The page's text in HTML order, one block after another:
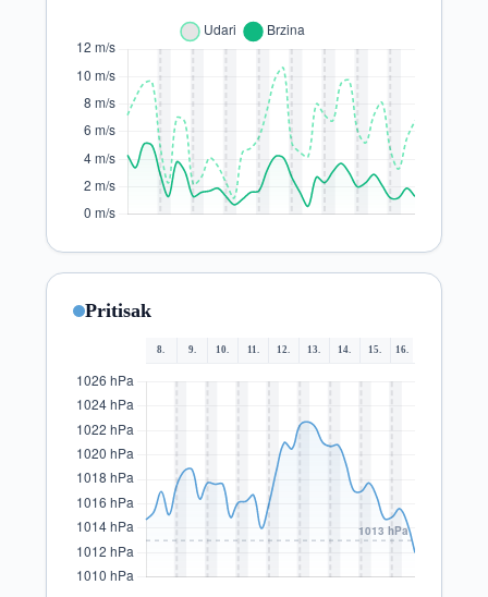
Pritisak
8. 9. 10. 11. 12. 13. 14. 15. 16.